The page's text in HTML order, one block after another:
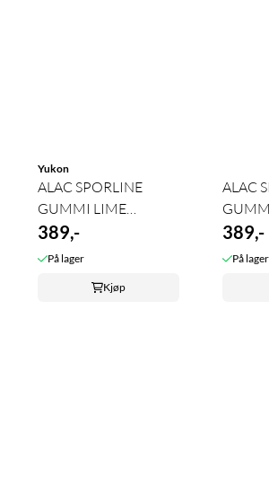
Yukon
ALAC SPORLINE
GUMMI LIME
4MMX15M
389,-
På lager
Kjøp
ALAC
389,-
På lager